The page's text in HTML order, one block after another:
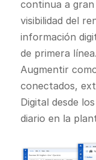
continua a gran
visibilidad del
información
de primera
Augmentir
conectados,
Digital desde
diario en la